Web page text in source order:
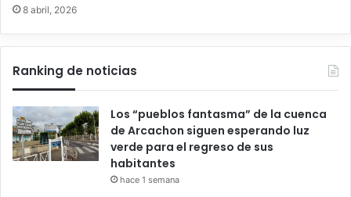
8 abril, 2026
Ranking de noticias
Los “pueblos fantasma” de la cuenca
de Arcachon siguen esperando luz
verde para el regreso de sus
habitantes
hace 1 semana